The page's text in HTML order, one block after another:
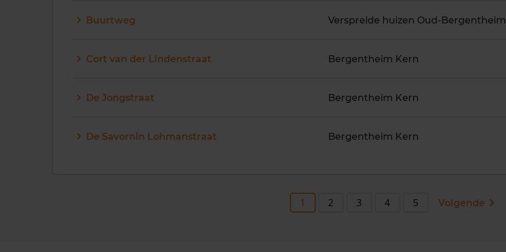
Buurtweg Verspreide huizen Oud-Bergentheim
Cort van der Lindenstraat Bergentheim Kern
De Jongstraat Bergentheim Kern
De Savornin Lohmanstraat Bergentheim Kern
1 2 3 4 5 Volgende